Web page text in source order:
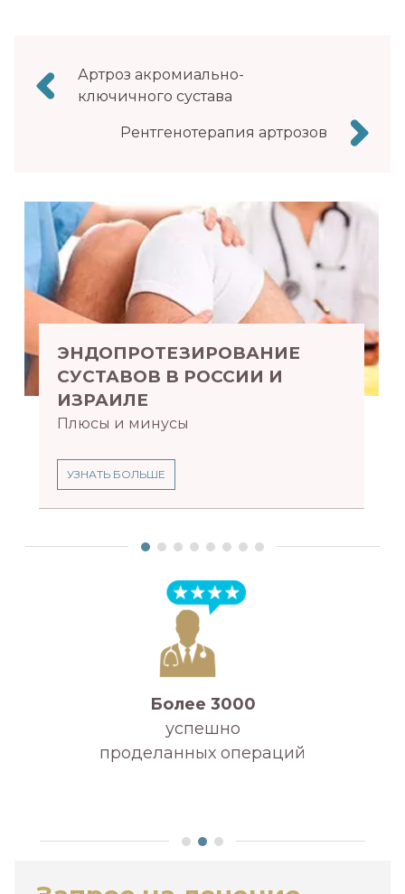
Навигация
по
записям
Артроз акромиально-
ключичного сустава
Рентгенотерапия артрозов
ЭНДОПРОТЕЗИРОВАНИЕ
СУСТАВОВ В РОССИИ И
ИЗРАИЛЕ
Плюсы и минусы
УЗНАТЬ БОЛЬШЕ
Более 3000
успешно
проделанных операций